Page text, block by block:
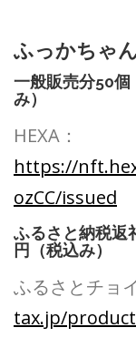
ふっかちゃ
一般販売分50
み）
HEXA：
https://
ozCC/issued
ふるさと納税返
円（税込み）
ふるさとチョ
tax.jp/